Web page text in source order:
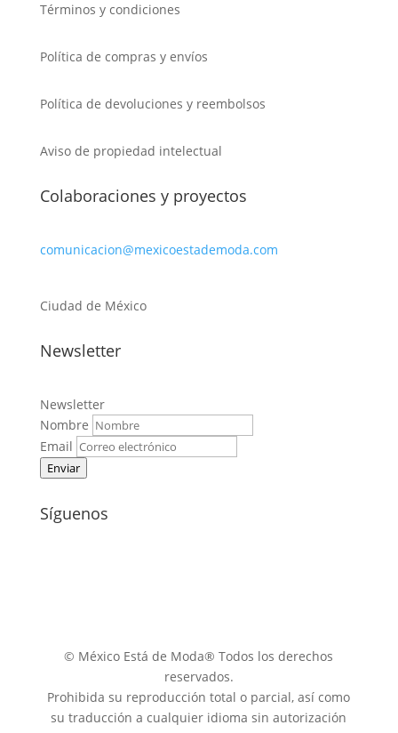
Términos y condiciones
Política de compras y envíos
Política de devoluciones y reembolsos
Aviso de propiedad intelectual
Colaboraciones y proyectos
comunicacion@mexicoestademoda.com
Ciudad de México
Newsletter
Newsletter
Nombre
Email
Enviar
Síguenos
© México Está de Moda® Todos los derechos
reservados.
Prohibida su reproducción total o parcial, así como
su traducción a cualquier idioma sin autorización